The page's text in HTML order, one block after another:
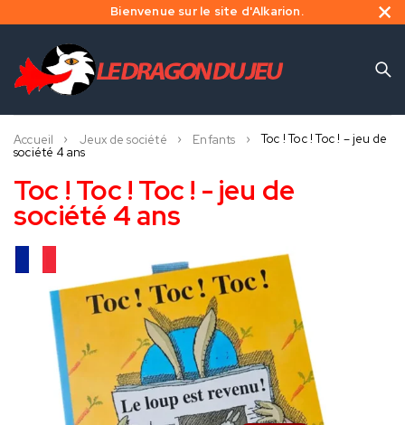
Bienvenue sur le site d'Alkarion.
Accueil Jeux de société Enfants
Toc ! Toc ! Toc ! – jeu de
société 4 ans
Toc ! Toc ! Toc ! - jeu de
société 4 ans